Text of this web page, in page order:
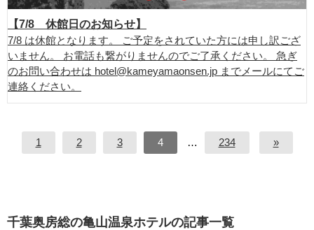
【7/8 休館日のお知らせ】
7/8 は休館となります。 ご予定をされていた方には申し訳ござ
いません。 お電話も繋がりませんのでご了承ください。 急ぎ
のお問い合わせは hotel@kameyamaonsen.jp までメールにてご
連絡ください。
1 2 3 4 … 234 »
千葉奥房総の亀山温泉ホテルの記事一覧